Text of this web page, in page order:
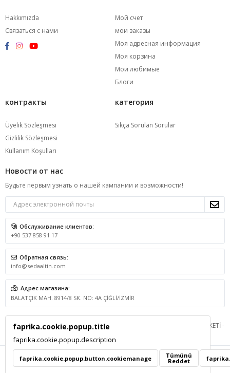
Hakkımızda
Связаться с нами
Мой счет
мои заказы
Моя адресная информация
Моя корзина
Мои любимые
Блоги
контракты
Üyelik Sözleşmesi
Gizlilik Sözleşmesi
Kullanım Koşulları
категория
Sıkça Sorulan Sorular
Новости от нас
Будьте первым узнать о нашей кампании и возможности!
Обслуживание клиентов:
+90 537 858 91 17
Обратная связь:
info@sedaaltin.com
Адрес магазина:
BALATÇIK MAH. 8914/8 SK. NO: 4A ÇİĞLİ/İZMİR
© 2026 BSA GRUP DANIŞMANLIK İLETİŞİM VE SATIŞ TİCARET LİMİTED ŞİRKETİ -
Все права защищены.
faprika.cookie.popup.title
faprika.cookie.popup.description
faprika.cookie.popup.button.cookiemanage Tümünü
Reddet